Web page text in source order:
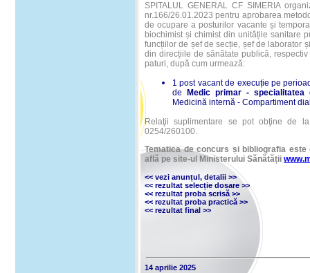
SPITALUL GENERAL CF SIMERIA
nr.166/26.01.2023 pentru aprobarea
de ocupare a posturilor vacante și
biochimist și chimist din unitățile sanitare
funcțiilor de șef de secție, șef de laborator
din direcțiile de sănătate publică,
paturi, după cum urmează:
1 post vacant de execuție pe
de
Medic primar - specialitatea
Medicină internă - Compartiment
Relaţii suplimentare se pot obţine de
0254/260100.
Tematica de concurs și bibliografia
află pe site-ul Ministerului Sănătății
<< vezi anunțul, detalii >>
<< rezultat selecție dosare >>
<< rezultat proba scrisă >>
<< rezultat proba practică >>
<< rezultat final >>
14 aprilie 2025